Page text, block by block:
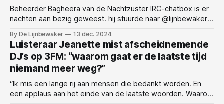
Beheerder Bagheera van de Nachtzuster IRC-chatbox is er
nachten aan bezig geweest. hij stuurde naar @lijnbewaker
van meest gestelde vragen bij het NPO Radio 1 programma
Nachtzuster. 10. Kunt u mij verstaan? 9. Is Nieuwsweekend
vandaag? 8.
By De Lijnbewaker 13 dec. 2024
Luisteraar Jeanette mist afscheidnemende
DJ’s op 3FM: “waarom gaat er de laatste tijd
niemand meer weg?”
“Ik mis een lange rij aan mensen die bedankt worden. En
een applaus aan het einde van de laatste woorden. Waarom